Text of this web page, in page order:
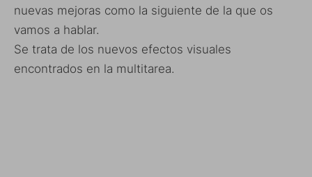
nuevas mejoras como la siguiente de la que os
vamos a hablar.
Se trata de los nuevos efectos visuales
encontrados en la multitarea.